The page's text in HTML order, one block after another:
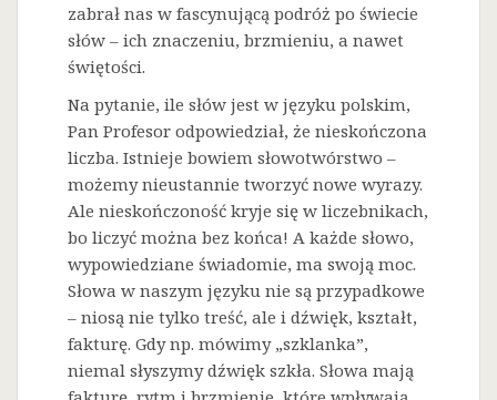
zabrał nas w fascynującą podróż po świecie
słów – ich znaczeniu, brzmieniu, a nawet
świętości.
Na pytanie, ile słów jest w języku polskim,
Pan Profesor odpowiedział, że nieskończona
liczba. Istnieje bowiem słowotwórstwo –
możemy nieustannie tworzyć nowe wyrazy.
Ale nieskończoność kryje się w liczebnikach,
bo liczyć można bez końca! A każde słowo,
wypowiedziane świadomie, ma swoją moc.
Słowa w naszym języku nie są przypadkowe
– niosą nie tylko treść, ale i dźwięk, kształt,
fakturę. Gdy np. mówimy „szklanka”,
niemal słyszymy dźwięk szkła. Słowa mają